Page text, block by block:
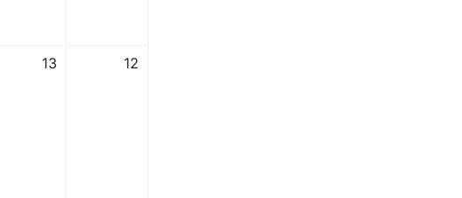
אין אירועים, 12/10/2025
12 אין אירועים, 13/10/
13